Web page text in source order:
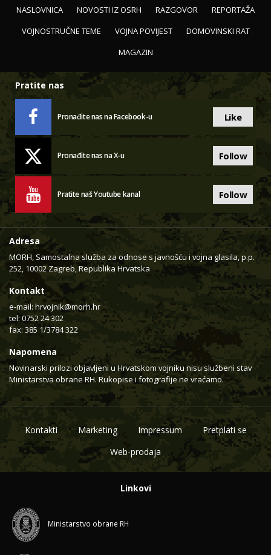
NASLOVNICA NOVOSTI IZ OSRH RAZGOVOR
REPORTAŽA
VOJNOSTRUČNE TEME
VOJNA POVIJEST
DOMOVINSKI RAT
MAGAZIN
Pratite nas
Pronađite nas na Facebook-u Like
Pronađite nas na X-u Follow
Pratite naš Youtube kanal Follow
Adresa
MORH, Samostalna služba za odnose s javnošću i vojna glasila, p.p.
252, 10002 Zagreb, Republika Hrvatska
Kontakt
e-mail: hrvojnik@morh.hr
tel: 0752 24 302
fax: 385 1/3784 322
Napomena
Novinarski prilozi objavljeni u Hrvatskom vojniku nisu službeni stav
Ministarstva obrane RH. Rukopise i fotografije ne vraćamo.
Kontakti Marketing Impressum
Pretplati se
Web-prodaja
Linkovi
Ministarstvo obrane RH